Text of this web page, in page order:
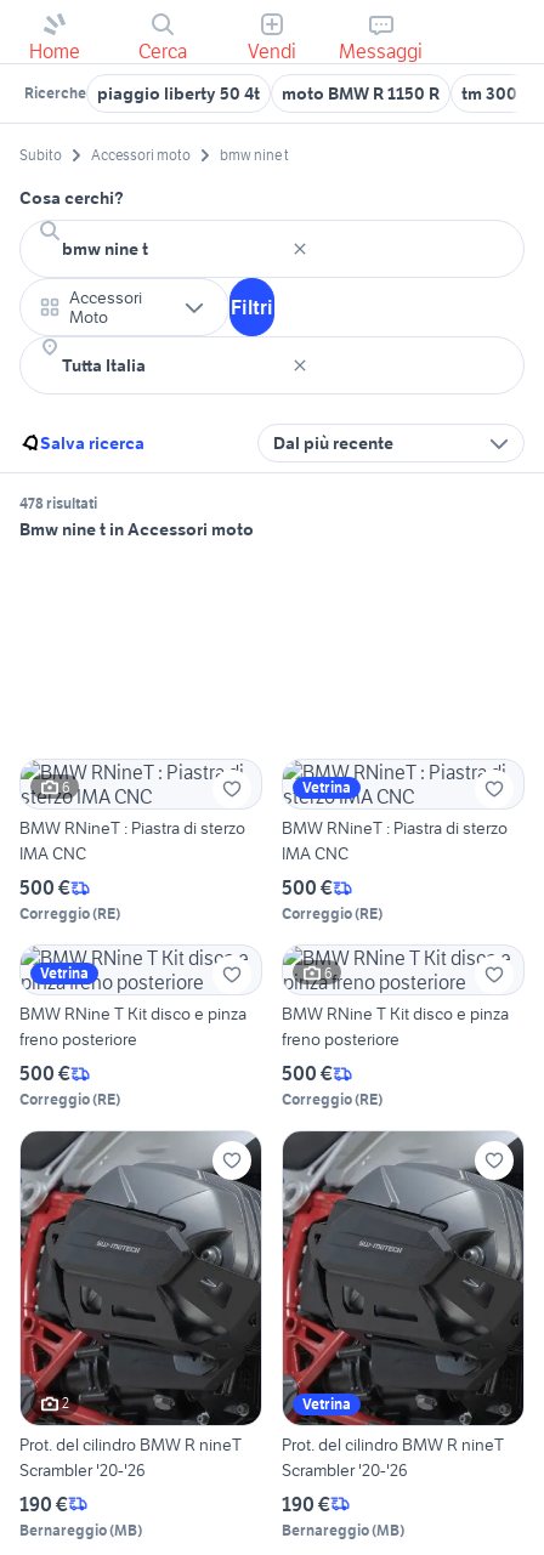
Home Cerca Vendi Messaggi
Ricerche piaggio liberty 50 4t moto BMW R 1150 R tm 300 2t
Subito Accessori moto bmw nine t
Cosa cerchi?
Accessori
Moto
Filtri
Salva ricerca Dal più recente
478 risultati
Bmw nine t in Accessori moto
6
BMW RNineT : Piastra di sterzo
IMA CNC
500 €
Correggio(RE)
Vetrina
BMW RNineT : Piastra di sterzo
IMA CNC
500 €
Correggio(RE)
Vetrina
BMW RNine T Kit disco e pinza
freno posteriore
500 €
Correggio(RE)
6
BMW RNine T Kit disco e pinza
freno posteriore
500 €
Correggio(RE)
2
Prot. del cilindro BMW R nineT
Scrambler '20-'26
190 €
Bernareggio(MB)
Vetrina
Prot. del cilindro BMW R nineT
Scrambler '20-'26
190 €
Bernareggio(MB)